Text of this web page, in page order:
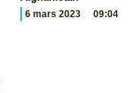
6 mars 2023 09:04